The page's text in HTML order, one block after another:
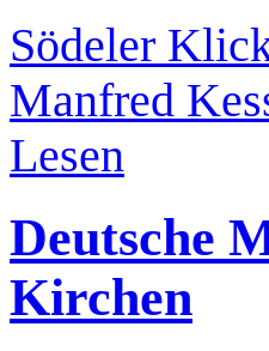
Södeler
Manfred
Lesen
Deutsche
Kirchen